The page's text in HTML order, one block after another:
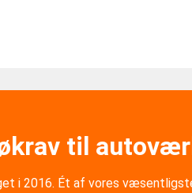
til
i 2016. Ét af vores